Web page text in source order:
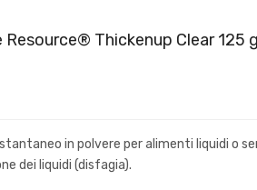
Thickenup Clear 125 g
in polvere per alimenti liquidi o
dei liquidi (disfagia).